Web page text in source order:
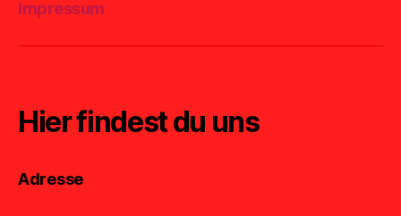
Impressum
Hier findest du uns
Adresse